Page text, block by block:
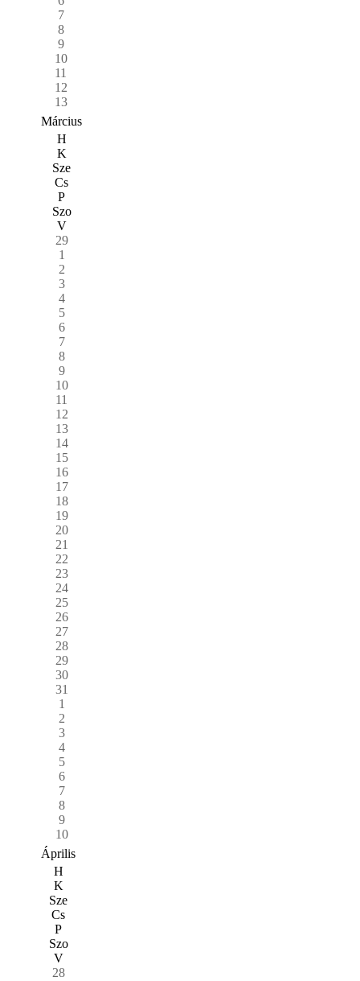
7
8
9
10
11
12
13
Március
H
K
Sze
Cs
P
Szo
V
29
1
2
3
4
5
6
7
8
9
10
11
12
13
14
15
16
17
18
19
20
21
22
23
24
25
26
27
28
29
30
31
1
2
3
4
5
6
7
8
9
10
Április
H
K
Sze
Cs
P
Szo
V
28